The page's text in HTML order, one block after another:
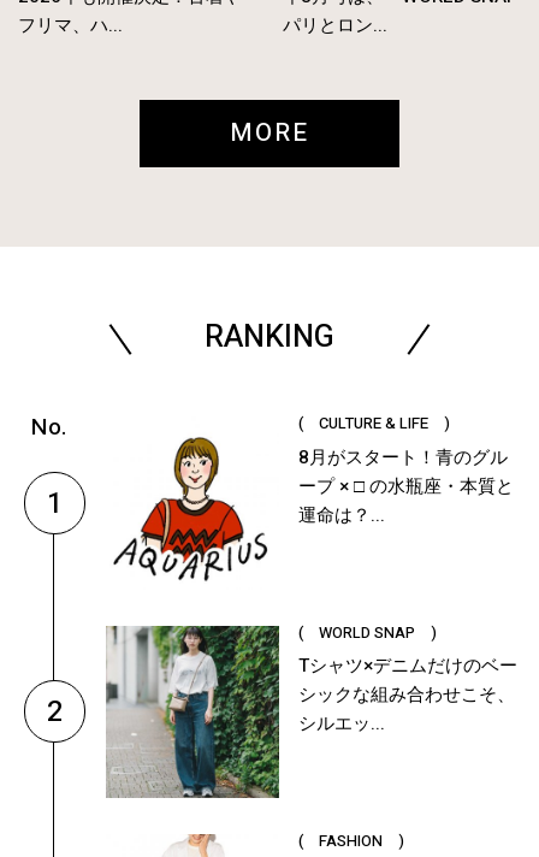
フリマ、ハ...
パリとロン...
MORE
RANKING
1
( CULTURE & LIFE )
8月がスタート！青のグル
ープ × □ の水瓶座・本質と
運命は？...
2
( WORLD SNAP )
Tシャツ×デニムだけのベー
シックな組み合わせこそ、
シルエッ...
( FASHION )